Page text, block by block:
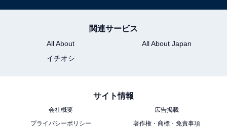
この記事の筆者：ゆるま 小林 プロフィール
ョン「ゆるま」を立ち上げる。
関連サービス
All About
All About Japan
イチオシ
サイト情報
会社概要
広告掲載
プライバシーポリシー
著作権・商標・免責事項